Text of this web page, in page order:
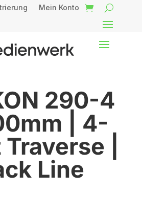
Mein Konto
290-4
| 4-
|
Line